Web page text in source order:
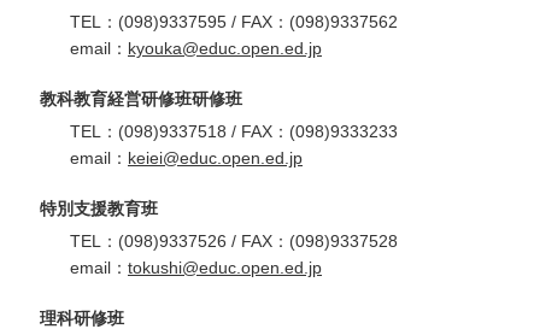
TEL：(098)9337595 / FAX：(098)9337562
email： kyouka@educ.open.ed.jp
教科教育経営研修班研修班
TEL：(098)9337518 / FAX：(098)9333233
email： keiei@educ.open.ed.jp
特別支援教育班
TEL：(098)9337526 / FAX：(098)9337528
email： tokushi@educ.open.ed.jp
理科研修班